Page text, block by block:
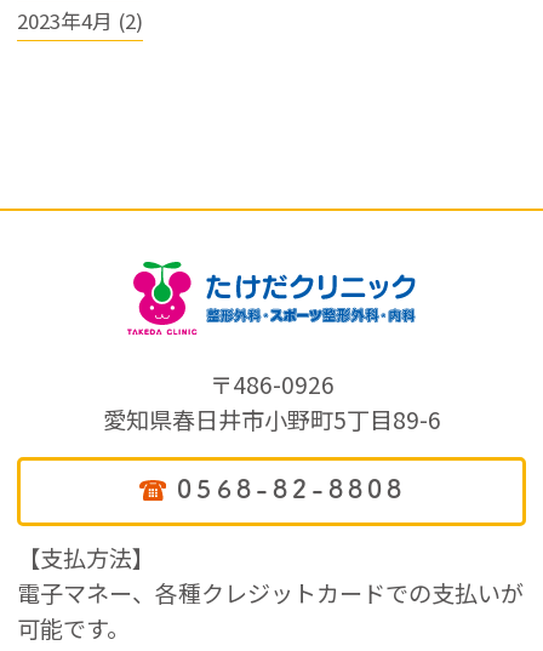
2023年4月 (2)
〒486-0926
愛知県春日井市小野町5丁目89-6
0568-82-8808
【支払方法】
電子マネー、各種クレジットカードでの支払いが
可能です。